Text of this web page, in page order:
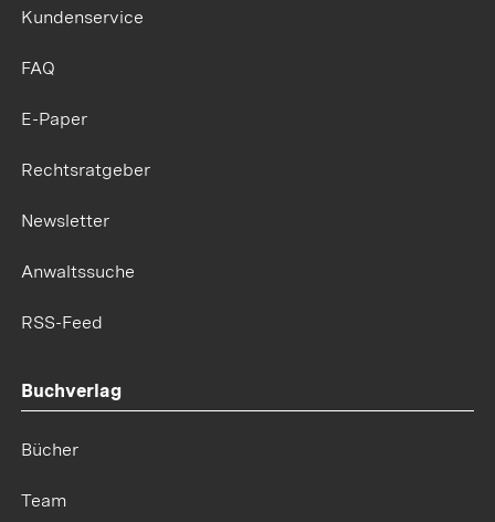
Kundenservice
FAQ
E-Paper
Rechtsratgeber
Newsletter
Anwaltssuche
RSS-Feed
Buchverlag
Bücher
Team